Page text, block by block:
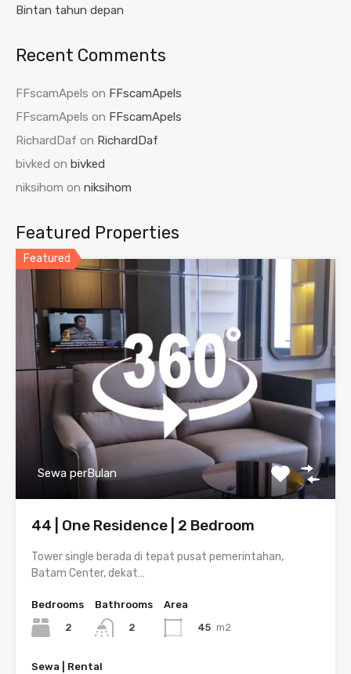
Bintan tahun depan
Recent Comments
FFscamApels on FFscamApels
FFscamApels on FFscamApels
RichardDaf on RichardDaf
bivked on bivked
niksihom on niksihom
Featured Properties
Featured
Sewa perBulan
44 | One Residence | 2 Bedroom
Tower single berada di tepat pusat pemerintahan,
Batam Center, dekat…
Bedrooms
2
Bathrooms
2
Area
45 m2
Sewa | Rental